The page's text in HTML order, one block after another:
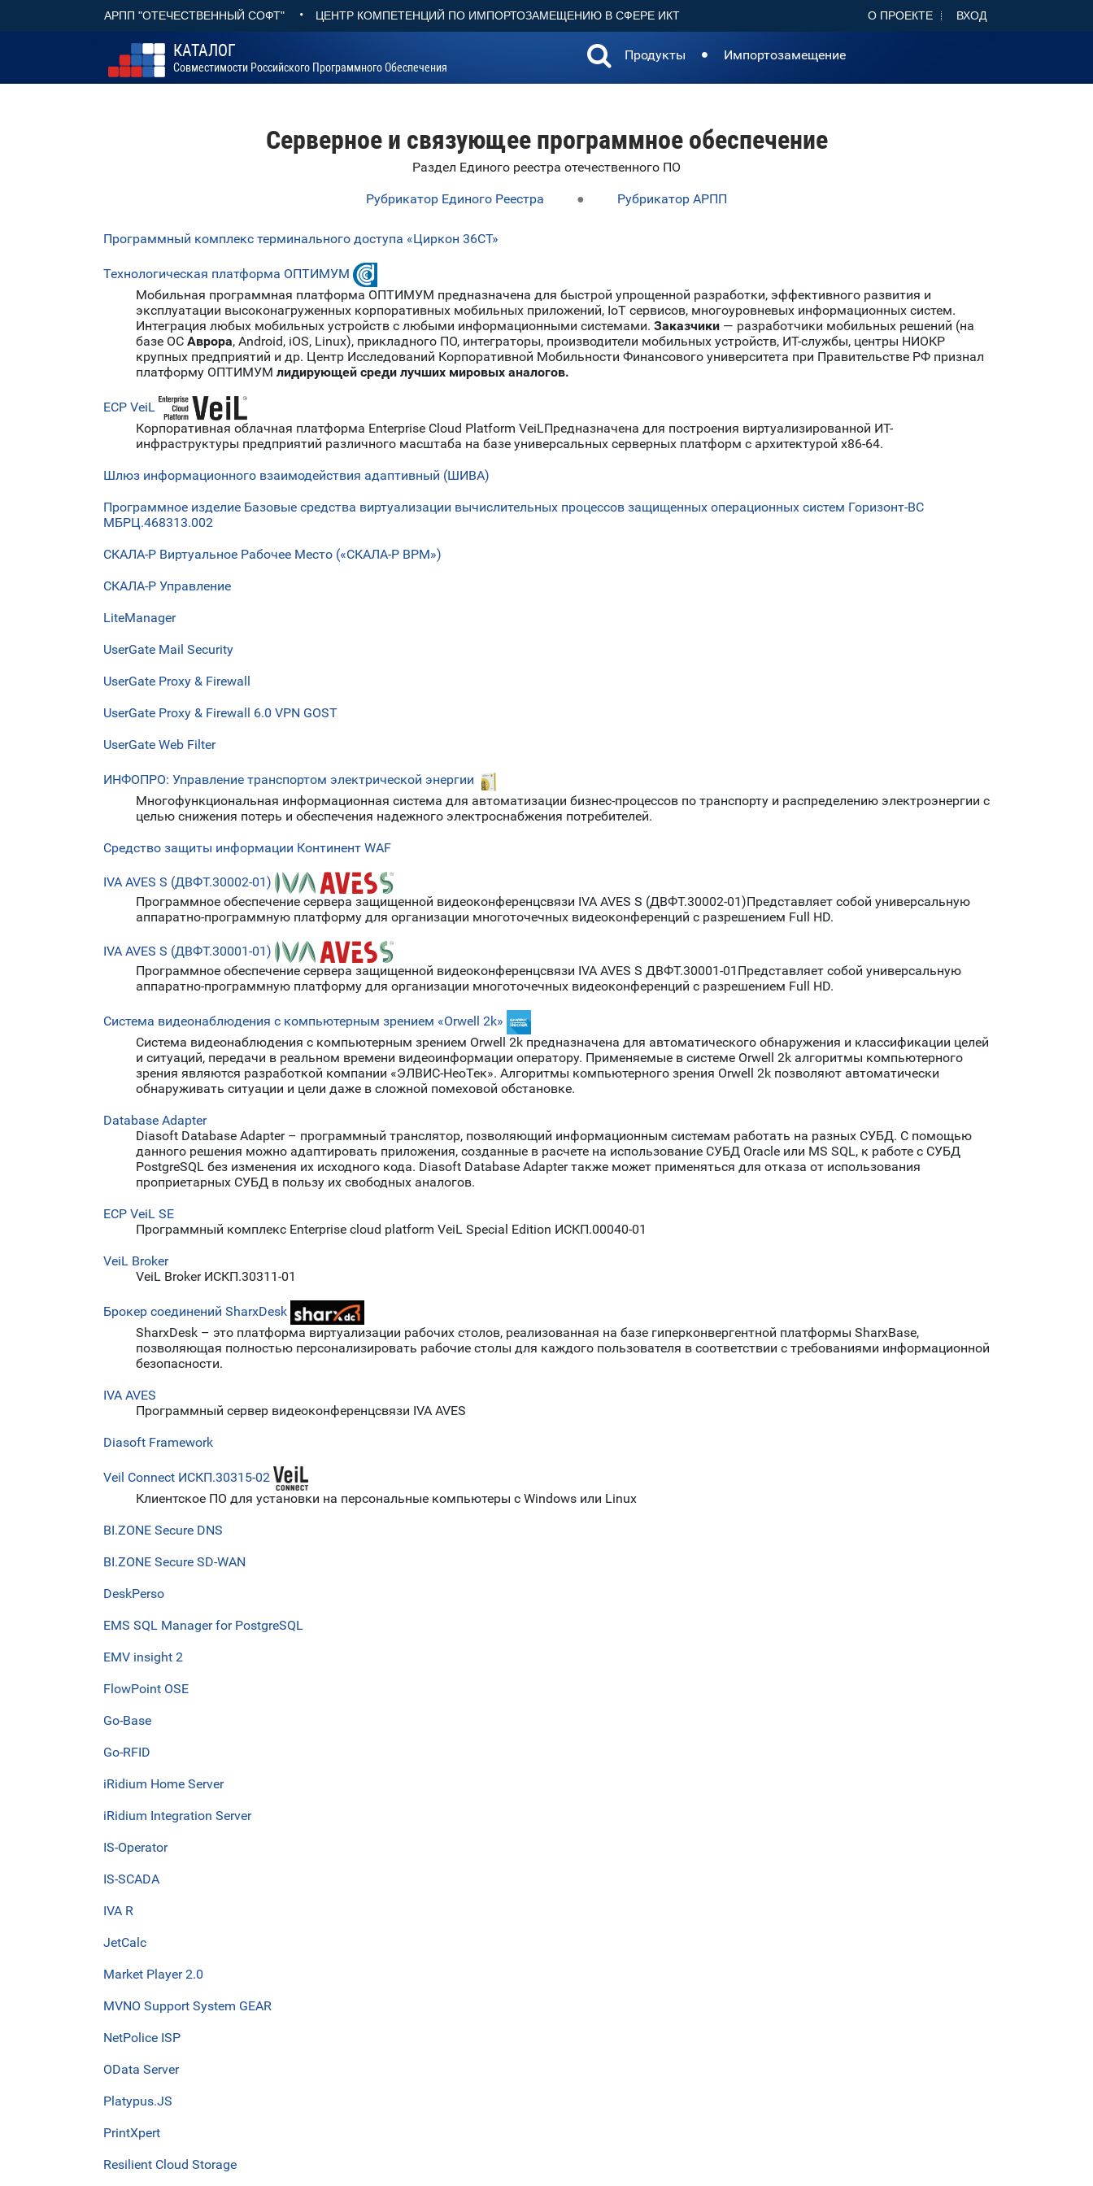
АРПП "ОТЕЧЕСТВЕННЫЙ СОФТ" • ЦЕНТР КОМПЕТЕНЦИЙ ПО ИМПОРТОЗАМЕЩЕНИЮ В СФЕРЕ ИКТ О ПРОЕКТЕ ВХОД
КАТАЛОГ
Совместимости Российского Программного Обеспечения
Продукты Импортозамещение
Серверное и связующее программное обеспечение
Раздел Единого реестра отечественного ПО
Рубрикатор Единого Реестра ● Рубрикатор АРПП
Программный комплекс терминального доступа «Циркон 36СТ»
Технологическая платформа ОПТИМУМ
Мобильная программная платформа ОПТИМУМ предназначена для быстрой упрощенной разработки, эффективного развития и
эксплуатации высоконагруженных корпоративных мобильных приложений, IoT сервисов, многоуровневых информационных систем.
Интеграция любых мобильных устройств с любыми информационными системами. Заказчики — разработчики мобильных решений (на
базе ОС Аврора, Android, iOS, Linux), прикладного ПО, интеграторы, производители мобильных устройств, ИТ-службы, центры НИОКР
крупных предприятий и др. Центр Исследований Корпоративной Мобильности Финансового университета при Правительстве РФ признал
платформу ОПТИМУМ лидирующей среди лучших мировых аналогов.
ECP VeiL
Корпоративная облачная платформа Enterprise Cloud Platform VeiLПредназначена для построения виртуализированной ИТ-
инфраструктуры предприятий различного масштаба на базе универсальных серверных платформ с архитектурой x86-64.
Шлюз информационного взаимодействия адаптивный (ШИВА)
Программное изделие Базовые средства виртуализации вычислительных процессов защищенных операционных систем Горизонт-ВС
МБРЦ.468313.002
СКАЛА-Р Виртуальное Рабочее Место («СКАЛА-Р ВРМ»)
СКАЛА-Р Управление
LiteManager
UserGate Mail Security
UserGate Proxy & Firewall
UserGate Proxy & Firewall 6.0 VPN GOST
UserGate Web Filter
ИНФОПРО: Управление транспортом электрической энергии
Многофункциональная информационная система для автоматизации бизнес-процессов по транспорту и распределению электроэнергии с
целью снижения потерь и обеспечения надежного электроснабжения потребителей.
Средство защиты информации Континент WAF
IVA AVES S (ДВФТ.30002-01)
Программное обеспечение сервера защищенной видеоконференцсвязи IVA AVES S (ДВФТ.30002-01)Представляет собой универсальную
аппаратно-программную платформу для организации многоточечных видеоконференций с разрешением Full HD.
IVA AVES S (ДВФТ.30001-01)
Программное обеспечение сервера защищенной видеоконференцсвязи IVA AVES S ДВФТ.30001-01Представляет собой универсальную
аппаратно-программную платформу для организации многоточечных видеоконференций с разрешением Full HD.
Система видеонаблюдения с компьютерным зрением «Orwell 2k»
Система видеонаблюдения с компьютерным зрением Orwell 2k предназначена для автоматического обнаружения и классификации целей
и ситуаций, передачи в реальном времени видеоинформации оператору. Применяемые в системе Orwell 2k алгоритмы компьютерного
зрения являются разработкой компании «ЭЛВИС-НеоТек». Алгоритмы компьютерного зрения Orwell 2k позволяют автоматически
обнаруживать ситуации и цели даже в сложной помеховой обстановке.
Database Adapter
Diasoft Database Adapter – программный транслятор, позволяющий информационным системам работать на разных СУБД. С помощью
данного решения можно адаптировать приложения, созданные в расчете на использование СУБД Oracle или MS SQL, к работе с СУБД
PostgreSQL без изменения их исходного кода. Diasoft Database Adapter также может применяться для отказа от использования
проприетарных СУБД в пользу их свободных аналогов.
ECP VeiL SE
Программный комплекс Enterprise cloud platform VeiL Special Edition ИСКП.00040-01
VeiL Broker
VeiL Broker ИСКП.30311-01
Брокер соединений SharxDesk
SharxDesk – это платформа виртуализации рабочих столов, реализованная на базе гиперконвергентной платформы SharxBase,
позволяющая полностью персонализировать рабочие столы для каждого пользователя в соответствии с требованиями информационной
безопасности.
IVA AVES
Программный сервер видеоконференцсвязи IVA AVES
Diasoft Framework
Veil Connect ИСКП.30315-02
Клиентское ПО для установки на персональные компьютеры с Windows или Linux
BI.ZONE Secure DNS
BI.ZONE Secure SD-WAN
DeskPerso
EMS SQL Manager for PostgreSQL
EMV insight 2
FlowPoint OSE
Go-Base
Go-RFID
iRidium Home Server
iRidium Integration Server
IS-Operator
IS-SCADA
IVA R
JetCalc
Market Player 2.0
MVNO Support System GEAR
NetPolice ISP
OData Server
Platypus.JS
PrintXpert
Resilient Cloud Storage